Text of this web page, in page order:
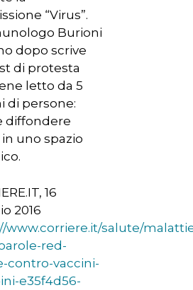
“Virus”.
Burioni
dopo scrive
di protesta
letto da 5
di persone:
diffondere
uno spazio
16
2016
www.corriere.it/salute/
red-
contro-vaccini-
e35f4d56-